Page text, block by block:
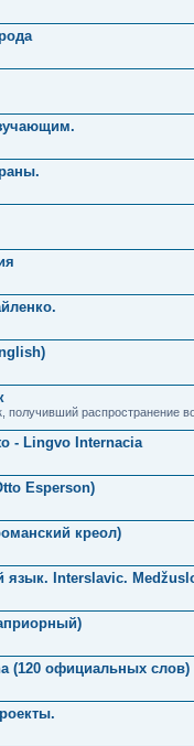
получивший распространение
- Lingvo Internacia
Esperson)
креол)
язык. Interslavic.
(120 официальных слов)